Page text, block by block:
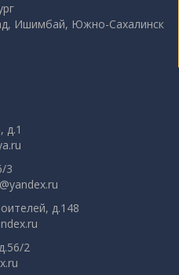
Ишимбай, Южно-Сахалинск
д.1
3
д.148
2